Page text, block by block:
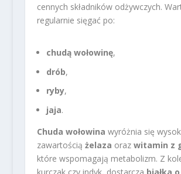
cennych składników odżywczych.
regularnie sięgać po:
chudą wołowinę,
drób,
ryby,
jaja.
Chuda wołowina wyróżnia się
zawartością żelaza oraz witamin z
które wspomagają metabolizm. Z